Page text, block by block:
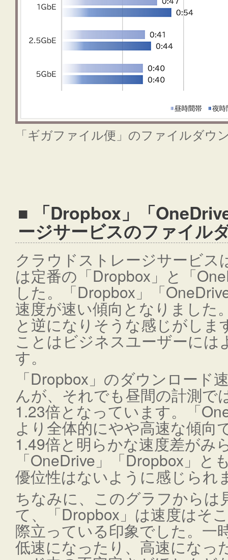
「ギガファイル便」のファイルダウ
■ 「Dropbox」「
ージサービスのファイル
クラウドストレージサービス
は定番の「Dropbox」と「
した。「Dropbox」「
速度が速い傾向となりました
と逆になりそうな感じがしま
ことはビジネスユーザーには
す。
「Dropbox」のダウンロード
んが、それでも昼間の計測
1.23倍となっています。「
より全体的にやや高速な傾
1.49倍と明らかな速度差がみ
「OneDrive」「Dropbox」
優位性はないように感じられ
ちなみに、このグラフからは
て、「Dropbox」は速度はそ
際立っている印象でした。一
低速になったり、高速になっ